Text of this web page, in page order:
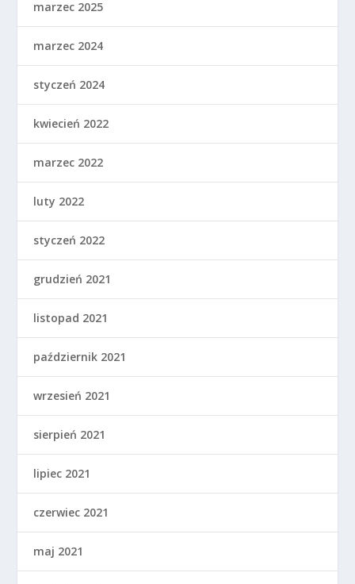
marzec 2025
marzec 2024
styczeń 2024
kwiecień 2022
marzec 2022
luty 2022
styczeń 2022
grudzień 2021
listopad 2021
październik 2021
wrzesień 2021
sierpień 2021
lipiec 2021
czerwiec 2021
maj 2021